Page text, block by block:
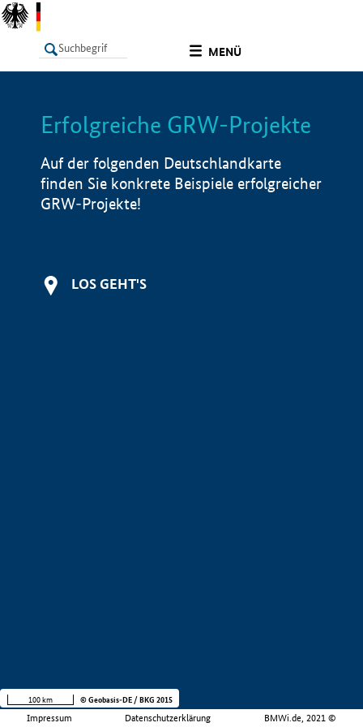
MENÜ
LISTE Info
Erfolgreiche GRW-Projekte
Auf der folgenden Deutschlandkarte
finden Sie konkrete Beispiele erfolgreicher
GRW-Projekte!
LOS GEHT'S
Impressum Datenschutzerklärung BMWi.de, 2021 ©
100 km © Geobasis-DE / BKG 2015